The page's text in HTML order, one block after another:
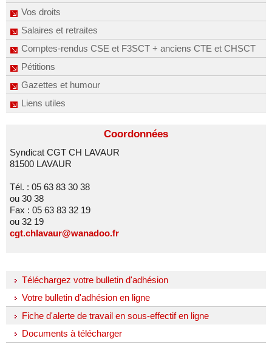
Vos droits
Salaires et retraites
Comptes-rendus CSE et F3SCT + anciens CTE et CHSCT
Pétitions
Gazettes et humour
Liens utiles
Coordonnées
Syndicat CGT CH LAVAUR
81500 LAVAUR
Tél. : 05 63 83 30 38
ou 30 38
Fax : 05 63 83 32 19
ou 32 19
cgt.chlavaur@wanadoo.fr
Téléchargez votre bulletin d'adhésion
Votre bulletin d'adhésion en ligne
Fiche d'alerte de travail en sous-effectif en ligne
Documents à télécharger